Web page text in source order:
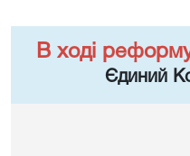
В ході
Єдиний